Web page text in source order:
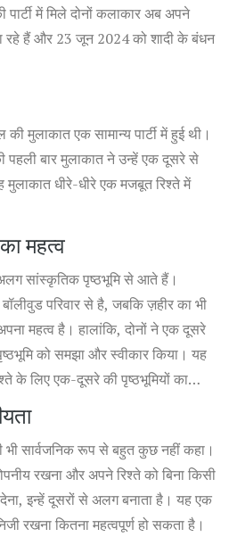
में मिले दोनों कलाकार अब अपने
रहे हैं और 23 जून 2024 को शादी के बंधन
की मुलाकात एक सामान्य पार्टी में हुई थी।
पहली बार मुलाकात ने उन्हें एक दूसरे से
धीरे-धीरे एक मजबूत रिश्ते में
महत्व
सांस्कृतिक पृष्ठभूमि से आते हैं।
परिवार से है, जबकि ज़हीर का भी
महत्व है। हालांकि, दोनों ने एक दूसरे
को समझा और स्वीकार किया। यह
के लिए एक-दूसरे की पृष्ठभूमियों का
भी सार्वजनिक रूप से बहुत कुछ नहीं कहा।
रखना और अपने रिश्ते को बिना किसी
इन्हें दूसरों से अलग बनाता है। यह एक
रखना कितना महत्वपूर्ण हो सकता है।